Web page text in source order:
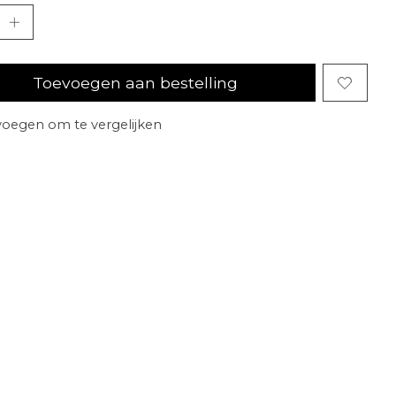
Toevoegen aan bestelling
om te vergelijken